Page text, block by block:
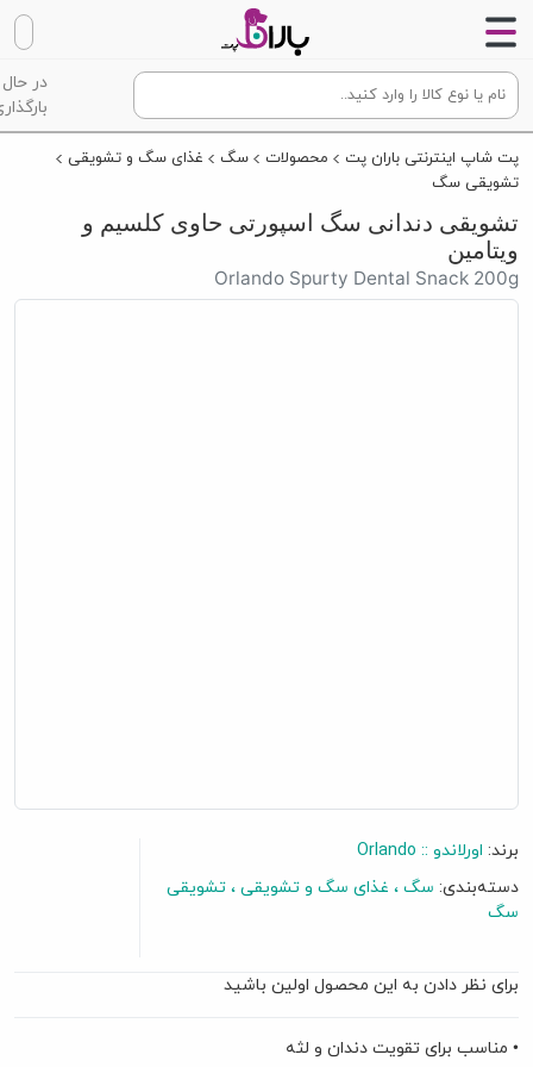
در حال
پت شاپ اینترنتی باران پت محصولات سگ
غذای سگ و تشویقی
تشویقی سگ
تشویقی دندانی سگ اسپورتی حاوی کلسیم و
ویتامین
Orlando Spurty Dental Snack 200g
برند: اورلاندو :: Orlando
دسته‌بندی: سگ غذای سگ و تشویقی
تشویقی
سگ
برای نظر دادن به این محصول اولین باشید
• مناسب برای تقویت دندان و لثه